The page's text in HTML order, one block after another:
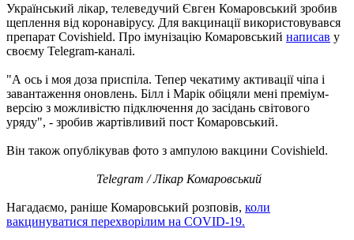
Український лікар, телеведучий Євген Комаровський зробив
щеплення від коронавірусу. Для вакцинації використовувався
препарат Covishield. Про імунізацію Комаровський написав у
своєму Telegram-каналі.
"А ось і моя доза приспіла. Тепер чекатиму активації чіпа і
завантаження оновлень. Білл і Марік обіцяли мені преміум-
версію з можливістю підключення до засідань світового
уряду", - зробив жартівливий пост Комаровський.
Він також опублікував фото з ампулою вакцини Covishield.
Telegram / Лікар Комаровський
Нагадаємо, раніше Комаровський розповів, коли
вакцинуватися перехворілим на COVID-19.